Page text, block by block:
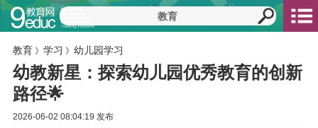
教育 》 学习 》 幼儿园学习
幼教新星：探索幼儿园优秀教育的创新
路径🌟
2026-06-02 08:04:19 发布